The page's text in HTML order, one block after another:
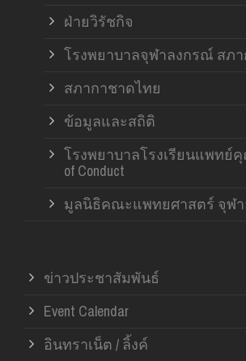
ฝ่ายวิรัชกิจ
โรงพยาบาลจุฬาลงกรณ์ สภ
สภากาชาดไทย
ข้อมูลและสถิติ
โรงพยาบาลโรงเรียนแพทย์คุ
of Conduct
มูลนิธิคณะแพทยศาสตร์ จุฬ
ข่าวประชาสัมพันธ์
Event Calendar
อินทราเน็ต / ลิ้งค์